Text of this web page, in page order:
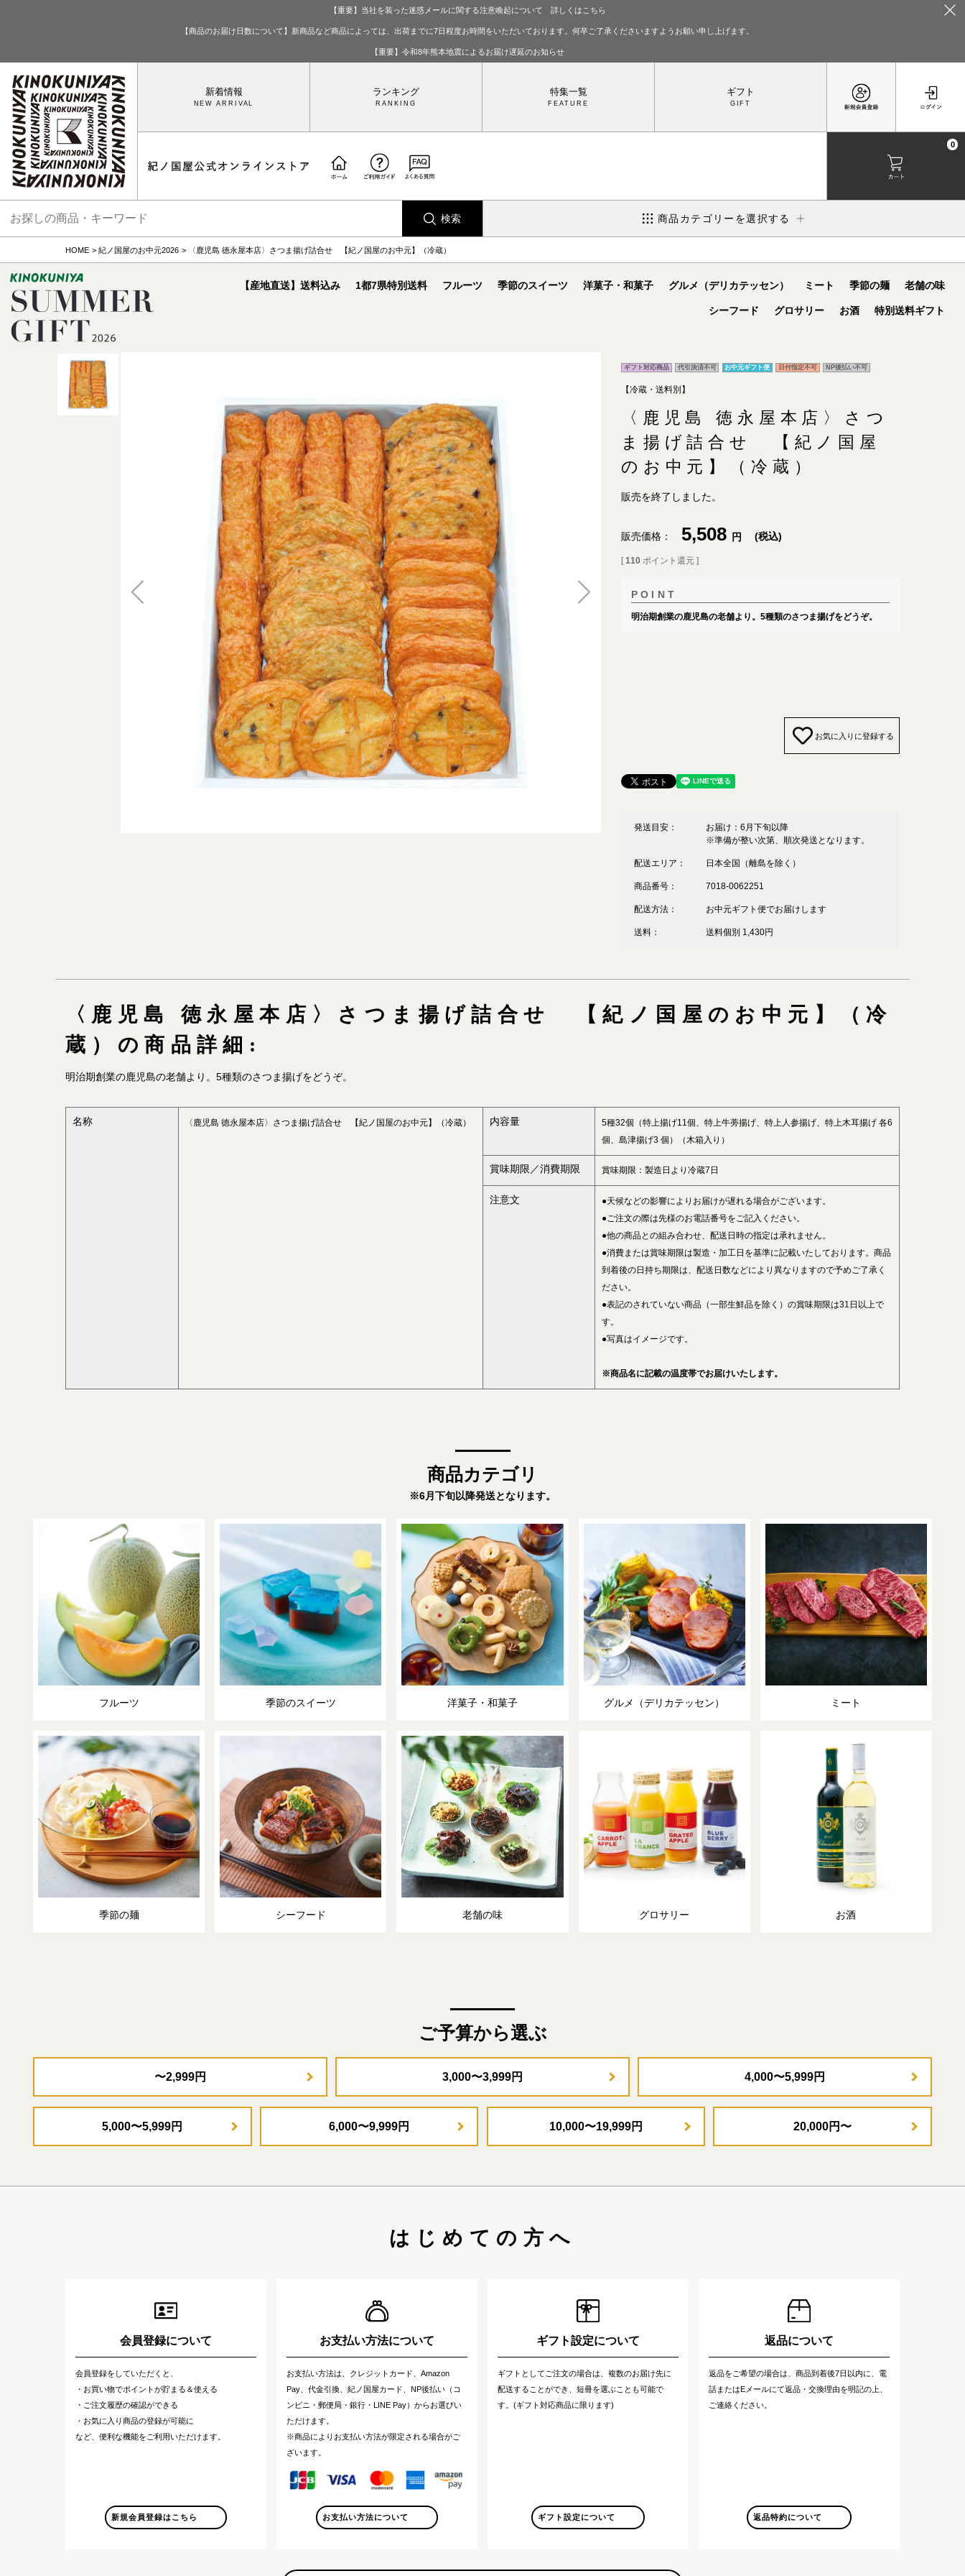
【重要】当社を装った迷惑メールに関する注意喚起について 詳しくはこちら
【商品のお届け日数について】新商品など商品によっては、出荷までに7日程度お時間をいただいております。何卒ご了承くださいますようお願い申し上げます。
【重要】令和8年熊本地震によるお届け遅延のお知らせ
0
新着情報 ランキング 特集一覧 ギフト
検索 商品カテゴリーを選択する
HOME 紀ノ国屋のお中元2026 〈鹿児島 徳永屋本店〉さつま揚げ詰合せ 【紀ノ国屋のお中元】（冷蔵）
【産地直送】送料込み 1都7県特別送料 フルーツ 季節のスイーツ 洋菓子・和菓子 グルメ（デリカテッセン） ミート 季節の麺 老舗の味
シーフード グロサリー お酒 特別送料ギフト
ギフト対応商品 代引決済不可 お中元ギフト便 日付指定不可 NP後払い不可
【冷蔵・送料別】
〈鹿児島 徳永屋本店〉さつ
ま揚げ詰合せ 【紀ノ国屋
のお中元】（冷蔵）
販売を終了しました。
販売価格 5,508 税込
[110 ポイント還元 ]
明治期創業の鹿児島の老舗より。5種類のさつま揚げをどうぞ。
お気に入りに登録する
発送目安：
お届け：6月下旬以降
※準備が整い次第、順次発送となります。
配送エリア： 日本全国（離島を除く）
商品番号： 7018-0062251
配送方法： お中元ギフト便でお届けします
送料： 送料個別 1,430円
〈鹿児島 徳永屋本店〉さつま揚げ詰合せ 【紀ノ国屋のお中元】（冷
蔵）の商品詳細:
明治期創業の鹿児島の老舗より。5種類のさつま揚げをどうぞ。
名称 〈鹿児島 徳永屋本店〉さつま揚げ詰合せ 【紀ノ国屋のお中元】（冷蔵） 内容量
5種32個（特上揚げ11個、特上牛蒡揚げ、特上人参揚げ、特上木耳揚げ 各6
個、島津揚げ3 個）（木箱入り）
賞味期限／消費期限 賞味期限：製造日より冷蔵7日
注意文
●天候などの影響によりお届けが遅れる場合がございます。
●ご注文の際は先様のお電話番号をご記入ください。
●他の商品との組み合わせ、配送日時の指定は承れません。
●消費または賞味期限は製造・加工日を基準に記載いたしております。商品
到着後の日持ち期限は、配送日数などにより異なりますので予めご了承く
ださい。
●表記のされていない商品（一部生鮮品を除く）の賞味期限は31日以上で
す。
●写真はイメージです。
※商品名に記載の温度帯でお届けいたします。
商品カテゴリ
※6月下旬以降発送となります。
フルーツ 季節のスイーツ 洋菓子・和菓子 グルメ（デリカテッセン） ミート
季節の麺 シーフード 老舗の味 グロサリー お酒
ご予算から選ぶ
〜2,999円 3,000〜3,999円 4,000〜5,999円
5,000〜5,999円 6,000〜9,999円 10,000〜19,999円 20,000円〜
はじめての方へ
会員登録について
会員登録をしていただくと、
・お買い物でポイントが貯まる＆使える
・ご注文履歴の確認ができる
・お気に入り商品の登録が可能に
など、便利な機能をご利用いただけます。
新規会員登録はこちら
お支払い方法について
お支払い方法は、クレジットカード、Amazon
Pay、代金引換、紀ノ国屋カード、NP後払い（コ
ンビニ・郵便局・銀行・LINE Pay）からお選びい
ただけます。
※商品によりお支払い方法が限定される場合がご
ざいます。
お支払い方法について
ギフト設定について
ギフトとしてご注文の場合は、複数のお届け先に
配送することができ、短冊を選ぶことも可能で
す。(ギフト対応商品に限ります)
ギフト設定について
返品について
返品をご希望の場合は、商品到着後7日以内に、電
話またはEメールにて返品・交換理由を明記の上、
ご連絡ください。
返品特約について